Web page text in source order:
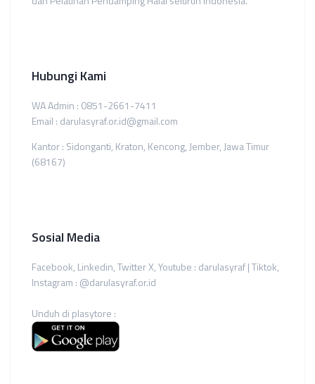
Hubungi Kami
WA Admin : 0851-2661-7411
Email : darulasyraf.or.id@gmail.com
Kantor : Sidonganti, Kraton, Kencong, Jember, Jawa Timur
(68167)
Sosial Media
Facebook, Linkedin, Twitter X, Youtube : darulasyraf | Tiktok,
Instagram : @darulasyraf.or.id
Unduh di plasytore :